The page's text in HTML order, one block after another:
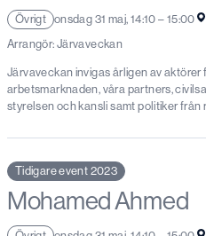
Övrigt onsdag 31 maj, 14:10 – 15:00
Arrangör: Järvaveckan
Järvaveckan invigas årligen av
arbetsmarknaden, våra partners,
styrelsen och kansli samt politiker från
Tidigare event 2023
Mohamed Ahmed